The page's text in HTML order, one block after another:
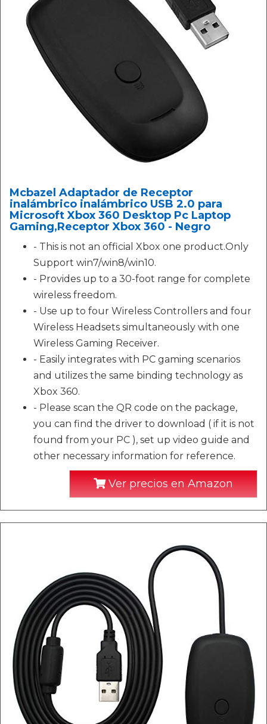
Mcbazel Adaptador de Receptor
inalámbrico inalámbrico USB 2.0 para
Microsoft Xbox 360 Desktop Pc Laptop
Gaming,Receptor Xbox 360 - Negro
- This is not an official Xbox one product.Only
Support win7/win8/win10.
- Provides up to a 30-foot range for complete
wireless freedom.
- Use up to four Wireless Controllers and four
Wireless Headsets simultaneously with one
Wireless Gaming Receiver.
- Easily integrates with PC gaming scenarios
and utilizes the same binding technology as
Xbox 360.
- Please scan the QR code on the package,
you can find the driver to download ( if it is not
found from your PC ), set up video guide and
other necessary information for reference.
Ver precios en Amazon